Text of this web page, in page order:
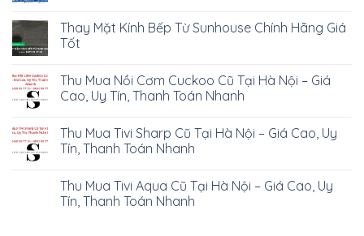
Thay Mặt Kính Bếp Từ Sunhouse Chính Hãng Giá
Tốt
Thu Mua Nồi Cơm Cuckoo Cũ Tại Hà Nội – Giá
Cao, Uy Tín, Thanh Toán Nhanh
Thu Mua Tivi Sharp Cũ Tại Hà Nội – Giá Cao, Uy
Tín, Thanh Toán Nhanh
Thu Mua Tivi Aqua Cũ Tại Hà Nội – Giá Cao, Uy
Tín, Thanh Toán Nhanh